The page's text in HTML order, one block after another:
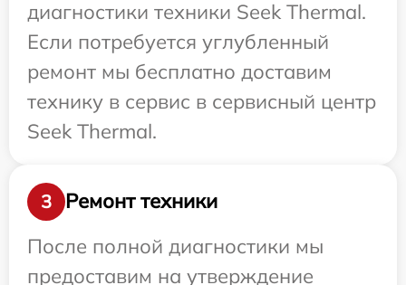
диагностики техники Seek Thermal.
Если потребуется углубленный
ремонт мы бесплатно доставим
технику в сервис в сервисный центр
Seek Thermal.
3
Ремонт техники
После полной диагностики мы
предоставим на утверждение